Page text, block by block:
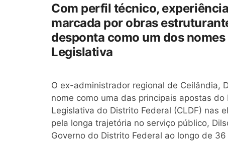
Com perfil técnico,
marcada por obras
desponta como um dos
Legislativa
O ex-administrador regional de Ceilândia,
nome como uma das principais apostas
Legislativa do Distrito Federal (CLDF) nas
pela longa trajetória no serviço público,
Governo do Distrito Federal ao longo de